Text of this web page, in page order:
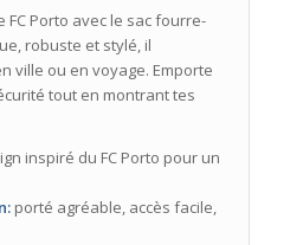
FC Porto avec le sac fourre-
robuste et stylé, il
ville ou en voyage. Emporte
tout en montrant tes
inspiré du FC Porto pour un
porté agréable, accès facile,